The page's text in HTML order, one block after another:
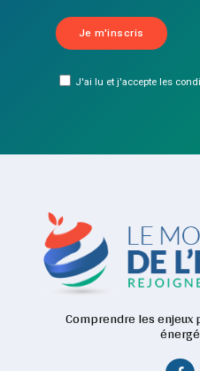
J'ai lu et j'accepte les
Comprendre les